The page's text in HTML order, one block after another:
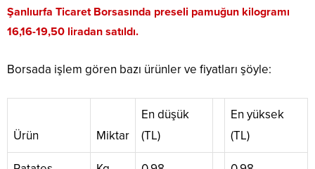
Şanlıurfa Ticaret Borsasında preseli pamuğun kilogramı
16,16-19,50 liradan satıldı.
Borsada işlem gören bazı ürünler ve fiyatları şöyle:
Ürün Miktar
En düşük
(TL)
En yüksek
(TL)